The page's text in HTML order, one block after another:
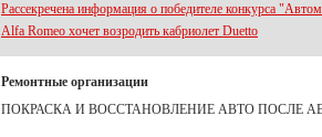
Рассекречена информация о победителе конкурса
Alfa Romeo хочет возродить кабриолет Duetto
Ремонтные организации
ПОКРАСКА И ВОССТАНОВЛЕНИЕ АВТО ПОСЛЕ